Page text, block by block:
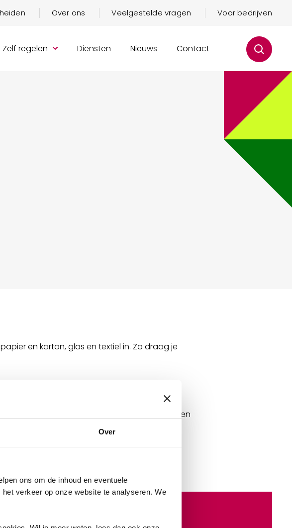
Over
ons om de inhoud en eventuele
verkeer op onze website te analyseren. We
Over ons Veelgestelde vragen Voor bedrijven
Zelf regelen Diensten Nieuws Contact
en karton, glas en textiel in. Zo draag je
afval goed scheidt, kunnen we veel materialen
milieu, want restafval gaat de